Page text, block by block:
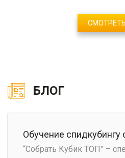
БЛОГ
Обучение спидкубингу
“Собрать Кубик ТОП” –